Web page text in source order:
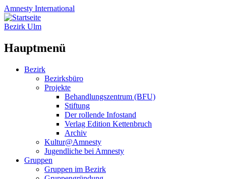
Amnesty International
Bezirk Ulm
Hauptmenü
Zum
Bezirk
Bezirksbüro
Projekte
Behandlungszentrum (BFU)
Stiftung
Der rollende Infostand
Verlag Edition Kettenbruch
Archiv
Kultur@Amnesty
Jugendliche bei Amnesty
Gruppen
Gruppen im Bezirk